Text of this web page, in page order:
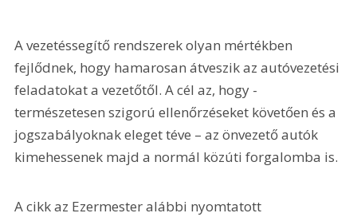
A vezetéssegítő rendszerek olyan mértékben
fejlődnek, hogy hamarosan átveszik az autóvezetési
feladatokat a vezetőtől. A cél az, hogy -
természetesen szigorú ellenőrzéseket követően és a
jogszabályoknak eleget téve – az önvezető autók
kimehessenek majd a normál közúti forgalomba is.
A cikk az Ezermester alábbi nyomtatott